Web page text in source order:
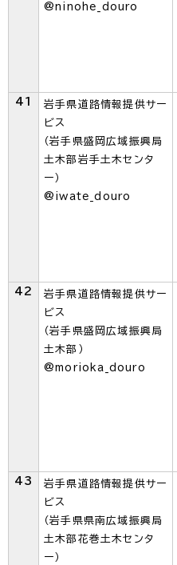
@ninohe_douro
41
岩手県道路情報提供サー
ビス
（岩手県盛岡広域振興局
土木部岩手土木センタ
ー）
@iwate_douro
42
岩手県道路情報提供サー
ビス
（岩手県盛岡広域振興局
土木部）
@morioka_douro
43
岩手県道路情報提供サー
ビス
（岩手県県南広域振興局
土木部花巻土木センタ
ー）